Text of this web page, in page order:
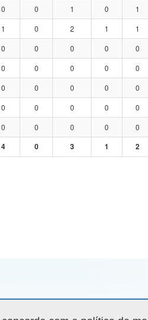
0 0 1 0 1
1 0 2 1 1
0 0 0 0 0
0 0 0 0 0
0 0 0 0 0
0 0 0 0 0
0 0 0 0 0
4 0 3 1 2